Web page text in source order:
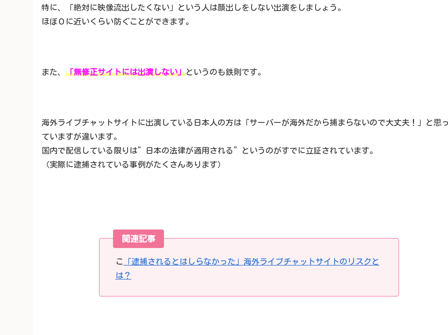
特に、「絶対に映像流出したくない」という人は顔出しをしない出演をしましょう。
ほぼ０に近いくらい防ぐことができます。
また、「無修正サイトには出演しない」というのも鉄則です。
海外ライブチャットサイトに出演している日本人の方は「サーバーが海外だから捕まらないので大丈夫！」と思
ていますが違います。
国内で配信している限りは”日本の法律が適用される”というのがすでに立証されています。
（実際に逮捕されている事例がたくさんあります）
関連記事
こ
「逮捕されるとはしらなかった」海外ライブチャットサイトのリスクと
は？